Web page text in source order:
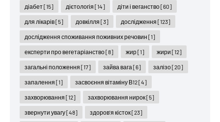
діабет[15] дієтологія [14] діти і веганство[60]
для лікарів[5] довкілля [3] дослідження [123]
дослідження споживання поживних речовин [1]
експерти про вегетаріанство[8] жир[1] жири [12]
загальні положення [17] зайва вага [6] залізо[20]
запалення [1] засвоєння вітаміну В12[4]
захворювання [12] захворювання нирок[5]
звернути увагу[48] здоров'я кісток[23]